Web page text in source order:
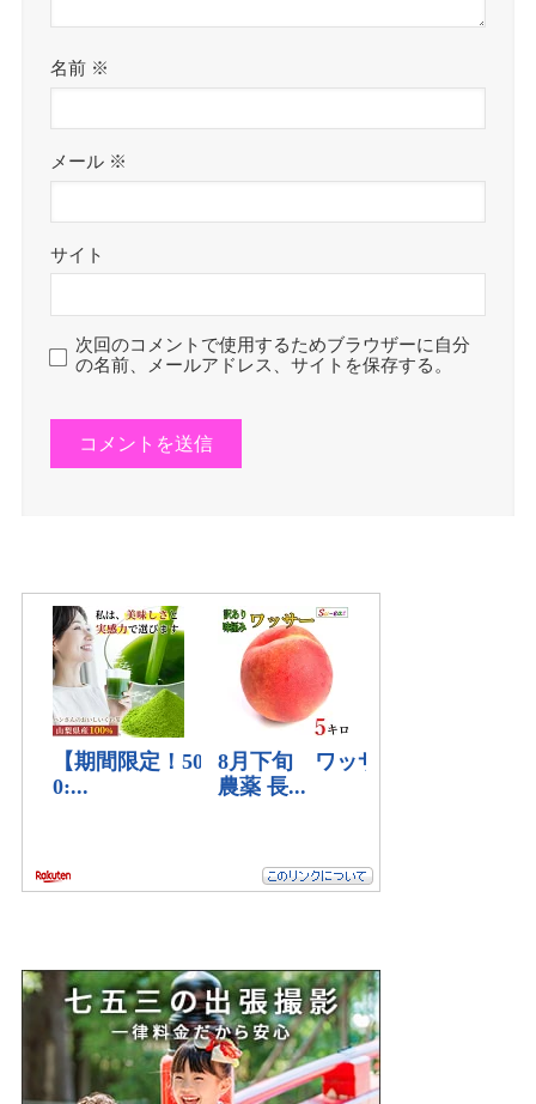
名前 ※
メール ※
サイト
次回のコメントで使用するためブラウザーに自分
の名前、メールアドレス、サイトを保存する。